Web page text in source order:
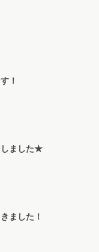
！
しました★
ました！